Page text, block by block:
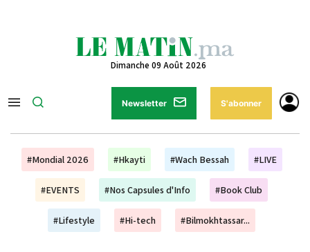
Dimanche 09 Août 2026
Newsletter S'abonner
#Mondial 2026 #Hkayti #Wach Bessah #LIVE
#EVENTS #Nos Capsules d'Info #Book Club
#Lifestyle #Hi-tech #Bilmokhtassar...